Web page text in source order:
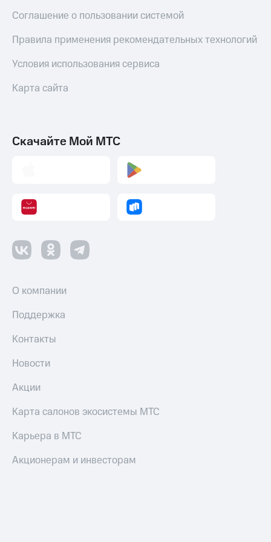
Соглашение о пользовании системой
Правила применения рекомендательных технологий
Условия использования сервиса
Карта сайта
Скачайте Мой МТС
О компании
Поддержка
Контакты
Новости
Акции
Карта салонов экосистемы МТС
Карьера в МТС
Акционерам и инвесторам